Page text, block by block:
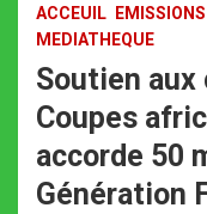
ACCEUIL EMISSIONS
MEDIATHEQUE
Soutien aux
Coupes
accorde 50
Génération